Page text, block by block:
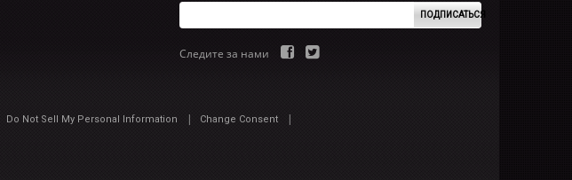
ПОДПИСАТЬСЯ
Следите за нами
Do Not Sell My Personal Information | Change Consent |